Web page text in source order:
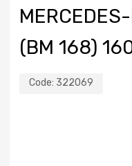
(BM 168)
Code: 322069